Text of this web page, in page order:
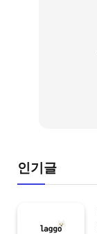
인기글